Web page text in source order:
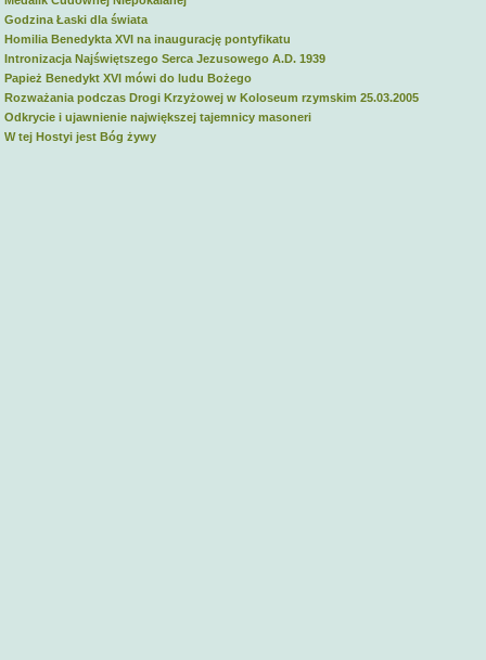
Godzina Łaski dla świata
Homilia Benedykta XVI na inaugurację pontyfikatu
Intronizacja Najświętszego Serca Jezusowego A.D. 1939
Papież Benedykt XVI mówi do ludu Bożego
Rozważania podczas Drogi Krzyżowej w Koloseum rzymskim 25.03.2005
Odkrycie i ujawnienie największej tajemnicy masoneri
W tej Hostyi jest Bóg żywy